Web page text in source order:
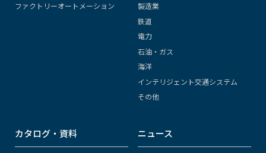
ファクトリーオートメーション
製造業
鉄道
電力
石油・ガス
海洋
インテリジェント交通システム
その他
カタログ・資料 ニュース